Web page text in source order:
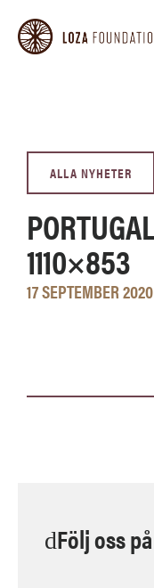
ALLA NYHETER
1110×853
17 SEPTEMBER 2020
Följ oss